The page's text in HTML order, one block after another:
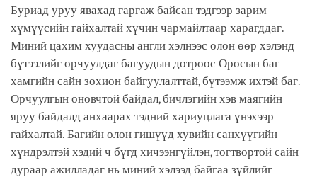
Буриад уруу явахад гаргаж байсан тэдгээр зарим
хүмүүсийн гайхалтай хүчин чармайлтаар харагддаг.
Миний цахим хуудасны англи хэлнээс олон өөр хэлэнд
бүтээлийг орчуулдаг багуудын дотроос Оросын баг
хамгийн сайн зохион байгуулалттай, бүтээмж ихтэй баг.
Орчуулгын оновчтой байдал, бичлэгийн хэв маягийн
яруу байдалд анхаарах тэдний хариуцлага үнэхээр
гайхалтай. Багийн олон гишүүд хувийн санхүүгийн
хүндрэлтэй хэдий ч бүгд хичээнгүйлэн, тогтвортой сайн
дураар ажилладаг нь миний хэлээд байгаа зүйлийг